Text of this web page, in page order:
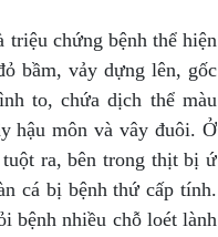
triệu chứng bệnh thể hiện
bầm, vảy dựng lên, gốc
to,chứa dịch thể màu
hậu môn và vây đuôi. Ở
tuột ra, bên trong thịt bị ứ
cá bị bệnh thứ cấp tính.
bệnh nhiều chỗ loét lành